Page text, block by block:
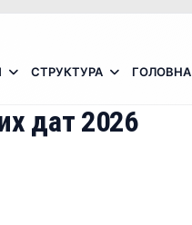
СТРУКТУРА ГОЛОВНА
дат 2026